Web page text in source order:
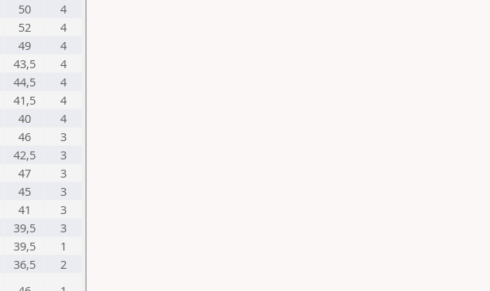
50
4
52
4
49
4
43,5
4
44,5
4
41,5
4
40
4
46
3
42,5
3
47
3
45
3
41
3
39,5
3
39,5
1
36,5
2